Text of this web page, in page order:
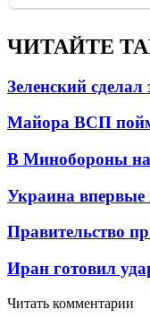
ЧИТАЙТЕ
Зеленский
Майора ВСП
В Минобороны
Украина впервые
Правительство
Иран готовил
Читать комментарии